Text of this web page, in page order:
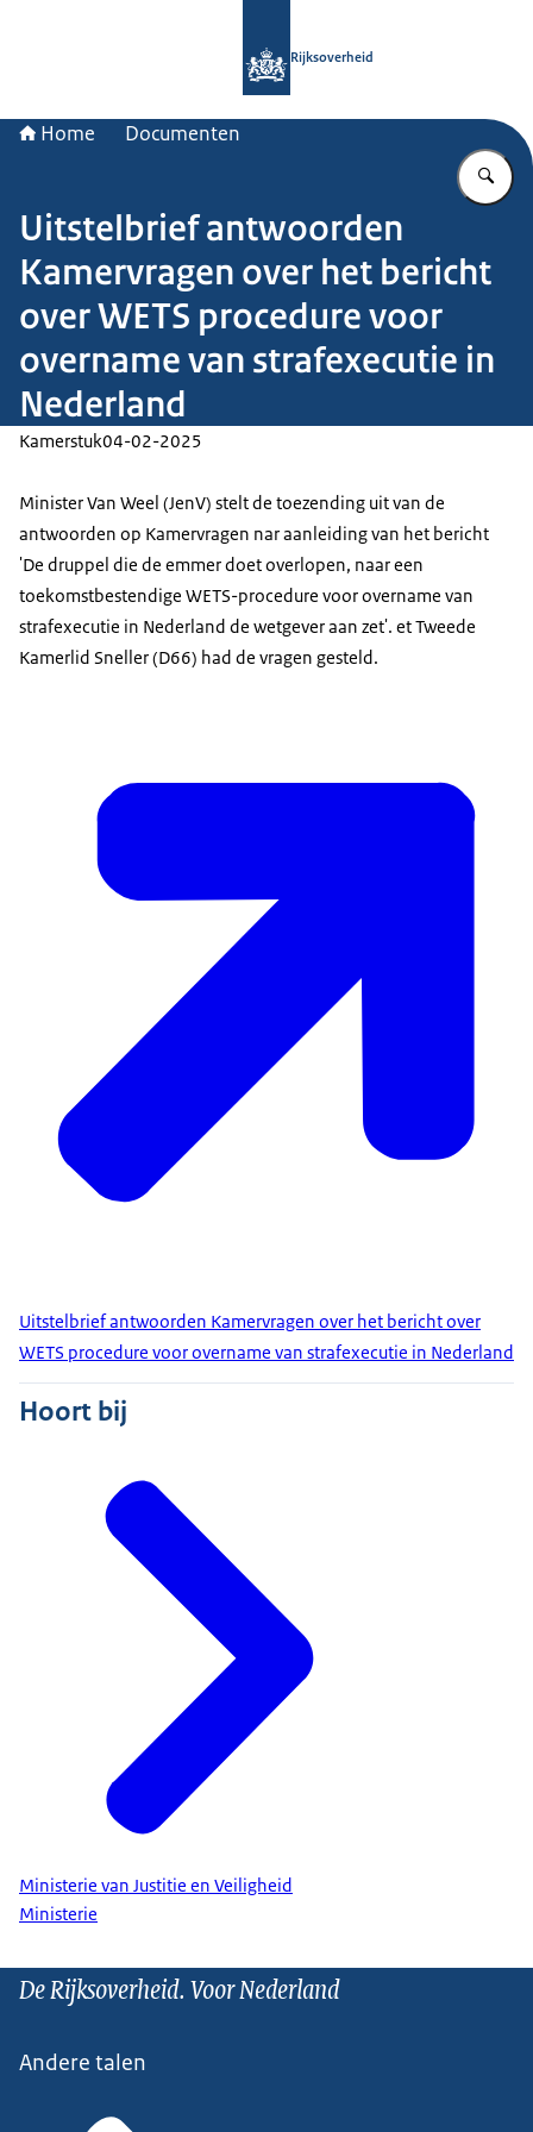
Rijksoverheid
Home Documenten
Uitstelbrief antwoorden
Kamervragen over het bericht
over WETS procedure voor
overname van strafexecutie in
Nederland
Kamerstuk04-02-2025
Minister Van Weel (JenV) stelt de toezending uit van de
antwoorden op Kamervragen nar aanleiding van het bericht
'De druppel die de emmer doet overlopen, naar een
toekomstbestendige WETS-procedure voor overname van
strafexecutie in Nederland de wetgever aan zet'. et Tweede
Kamerlid Sneller (D66) had de vragen gesteld.
Uitstelbrief antwoorden Kamervragen over het bericht over
WETS procedure voor overname van strafexecutie in Nederland
Hoort bij
Ministerie van Justitie en Veiligheid
Ministerie
De Rijksoverheid. Voor Nederland
Andere talen